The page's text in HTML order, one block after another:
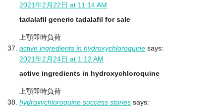
2021年2月22日 at 11:14 AM
tadalafil generic tadalafil for sale
上顎即時負荷
active ingredients in hydroxychloroquine says:
2021年2月24日 at 1:12 AM
active ingredients in hydroxychloroquine
上顎即時負荷
hydroxychloroquine success stories says: